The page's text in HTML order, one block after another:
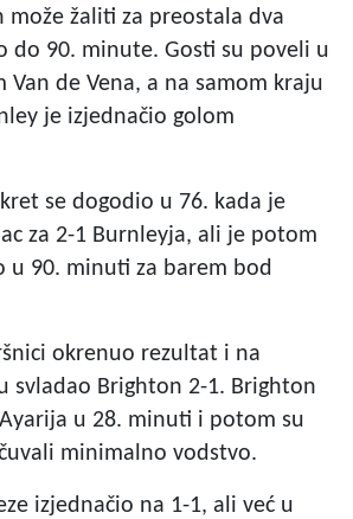
može žaliti za preostala dva
do 90. minute. Gosti su poveli u
Van de Vena, a na samom kraju
je izjednačio golom
se dogodio u 76. kada je
za 2-1 Burnleyja, ali je potom
u 90. minuti za barem bod
okrenuo rezultat i na
svladao Brighton 2-1. Brighton
u 28. minuti i potom su
minimalno vodstvo.
izjednačio na 1-1, ali već u